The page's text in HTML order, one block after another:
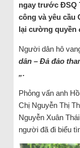
ngay trước ĐSQ
công và yêu cầu
lại cường quyền
Người dân hô
dân – Đả đảo
„.
Phỏng vấn anh
Chị Nguyễn Thị
Nguyễn Xuân
người đã đi biểu